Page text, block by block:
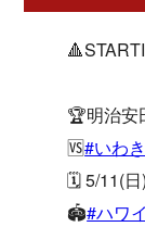
🏆明治安
🆚#いわ
🗓 5/11(日
🏟#ハワ